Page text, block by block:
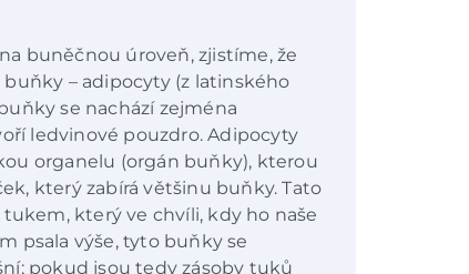
buněčnou úroveň, zjistíme, že
– adipocyty (z latinského
se nachází zejména
ledvinové pouzdro. Adipocyty
organelu (orgán buňky), kterou
který zabírá většinu buňky. Tato
který ve chvíli, kdy ho naše
psala výše, tyto buňky se
pokud jsou tedy zásoby tuků